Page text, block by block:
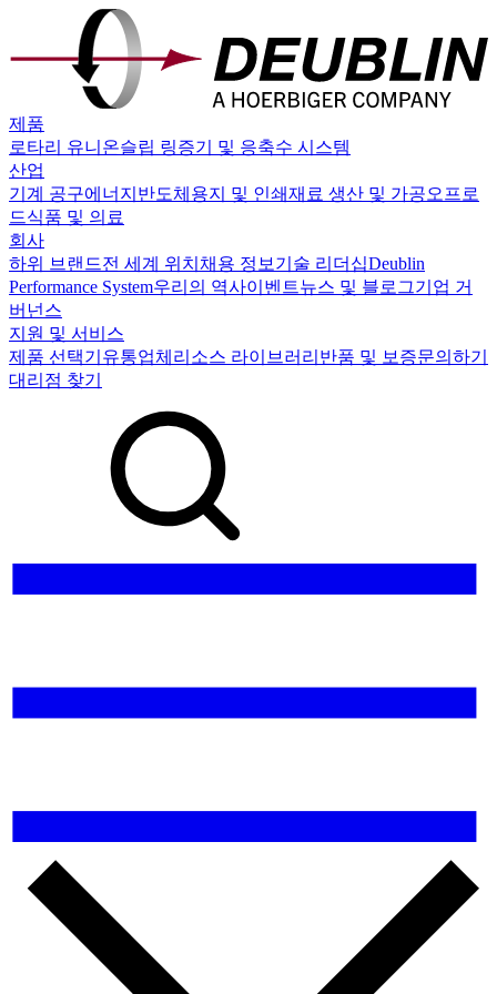
제품
로타리 유니온슬립 링증기 및 응축수 시스템
산업
기계 공구에너지 반도체 용지 및 인쇄재료 생산 및 가공오프로
드식품 및 의료
회사
하위 브랜드전 세계 위치 채용 정보 기술 리더십Deublin
Performance System우리의 역사이벤트뉴스 및 블로그기업 거
버넌스
지원 및 서비스
제품 선택기 유통업체 리소스 라이브러리 반품 및 보증문의하기
대리점 찾기